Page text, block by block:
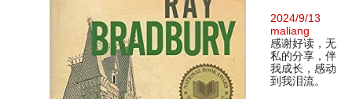
2024/9/13
maliang
感谢好读，无
私的分享，伴
我成长，感动
到我泪流。